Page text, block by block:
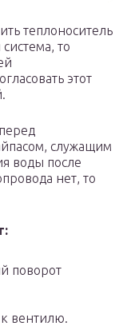
теплоноситель
то
этот
служащим
воды после
нет, то
поворот
к вентилю.